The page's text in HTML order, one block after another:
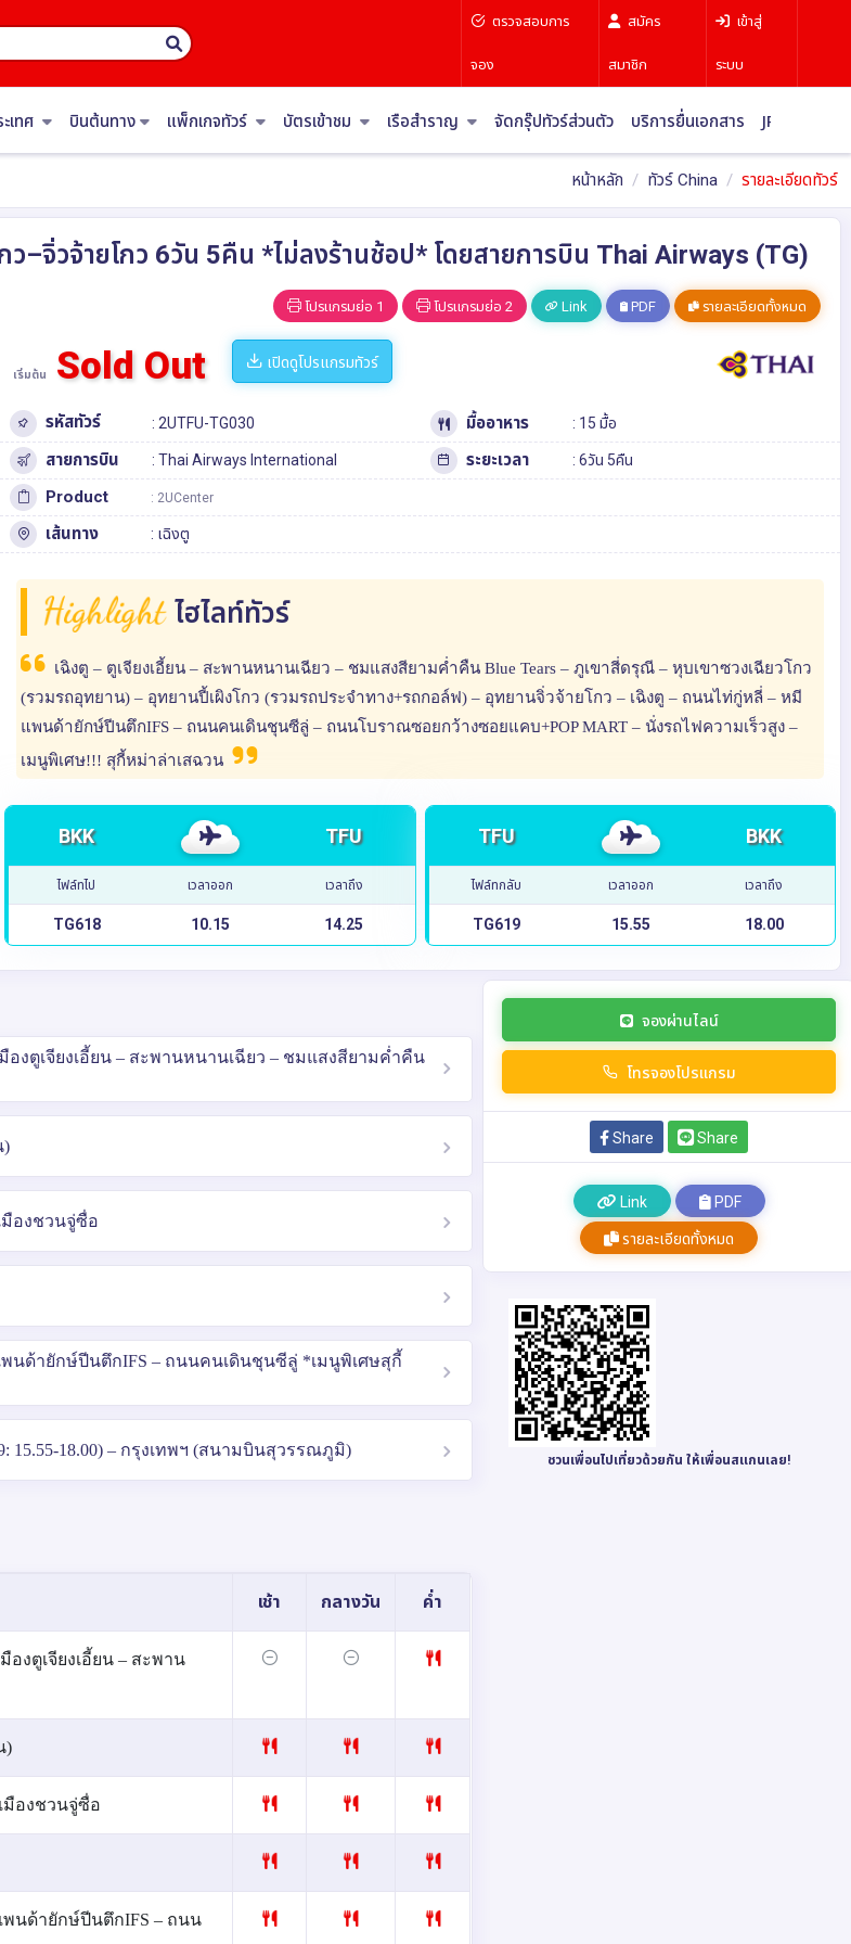
ตรวจสอบการ
จอง
สมัคร
สมาชิก
เข้าสู่
ระบบ
เทศ บินต้นทาง แพ็กเกจทัวร์ บัตรเข้าชม เรือสำราญ จัดกรุ๊ปทัวร์ส่วนตัว บริการยื่นเอกสาร JR Pass
หน้าหลัก ทัวร์ China รายละเอียดทัวร์
–จิ่วจ้ายโกว 6วัน 5คืน *ไม่ลงร้านช้อป* โดยสายการบิน Thai Airways (TG)
โปรแกรมย่อ 1 โปรแกรมย่อ 2 Link PDF รายละเอียดทั้งหมด
เริ่มต้น Sold Out เปิดดูโปรแกรมทัวร์
รหัสทัวร์ : 2UTFU-TG030 มื้ออาหาร : 15 มื้อ
สายการบิน : Thai Airways International ระยะเวลา : 6วัน 5คืน
Product : 2UCenter
เส้นทาง : เฉิงตู
Highlight ไฮไลท์ทัวร์
เฉิงตู – ตูเจียงเอี้ยน – สะพานหนานเฉียว – ชมแสงสียามค่ำคืน Blue Tears – ภูเขาสี่ดรุณี – หุบเขาซวงเฉียวโกว
(รวมรถอุทยาน) – อุทยานปี้เผิงโกว (รวมรถประจำทาง+รถกอล์ฟ) – อุทยานจิ่วจ้ายโกว – เฉิงตู – ถนนไท่กู่หลี่ – หมี
แพนด้ายักษ์ปีนตึกIFS – ถนนคนเดินชุนซีลู่ – ถนนโบราณซอยกว้างซอยแคบ+POP MART – นั่งรถไฟความเร็วสูง –
เมนูพิเศษ!!! สุกี้หม่าล่าเสฉวน
BKK TFU
ไฟล์ทไป เวลาออก เวลาถึง
TG618 10.15 14.25
TFU BKK
ไฟล์ทกลับ เวลาออก เวลาถึง
TG619 15.55 18.00
องตูเจียงเอี้ยน – สะพานหนานเฉียว – ชมแสงสียามค่ำคืน
)
มืองชวนจู่ซื่อ
พนด้ายักษ์ปีนตึกIFS – ถนนคนเดินชุนซีลู่ *เมนูพิเศษสุกี้
15.55-18.00) – กรุงเทพฯ (สนามบินสุวรรณภูมิ)
เช้า กลางวัน ค่ำ
องตูเจียงเอี้ยน – สะพาน
)
มืองชวนจู่ซื่อ
พนด้ายักษ์ปีนตึกIFS – ถนน
จองผ่านไลน์
โทรจองโปรแกรม
Share Share
Link PDF
รายละเอียดทั้งหมด
ชวนเพื่อนไปเที่ยวด้วยกัน ให้เพื่อนสแกนเลย!